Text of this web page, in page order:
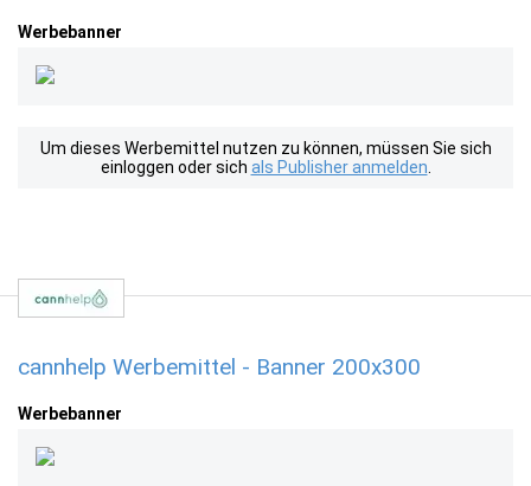
Werbebanner
Um dieses Werbemittel nutzen zu können, müssen Sie sich
einloggen oder sich als Publisher anmelden
cannhelp Werbemittel - Banner 200x300
Werbebanner